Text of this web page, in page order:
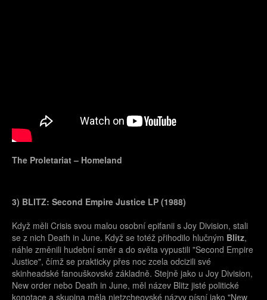
The Proletariat – Homeland
3) BLITZ: Second Empire Justice LP (1988)
Když měli Crisis svou malou osobní epifanii s Joy Division, stali
se z nich Death in June. Když se totéž přihodilo hlučným Blitz,
náhle změnili hudební směr a do světa vypustili "Second Empire
Justice", čímž se prakticky přes noc zcela odcizili své
skinheadské fanouškovské základně. Stejně jako u Joy Division,
New order nebo Death in June, měl název Blitz jisté politické
konotace a skupina měla nietzcheovské názvy písní jako "New